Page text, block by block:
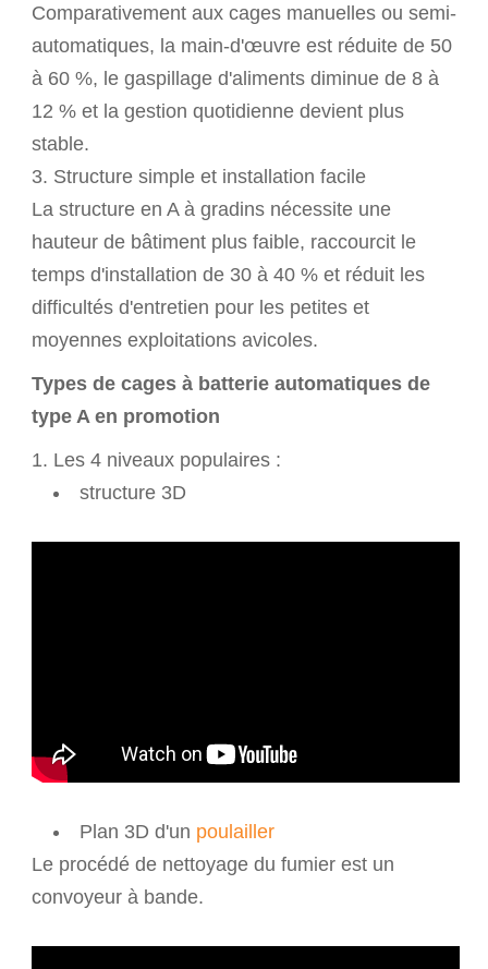
Comparativement aux cages manuelles ou semi-
automatiques, la main-d'œuvre est réduite de 50
à 60 %, le gaspillage d'aliments diminue de 8 à
12 % et la gestion quotidienne devient plus
stable.
3. Structure simple et installation facile
La structure en A à gradins nécessite une
hauteur de bâtiment plus faible, raccourcit le
temps d'installation de 30 à 40 % et réduit les
difficultés d'entretien pour les petites et
moyennes exploitations avicoles.
Types de cages à batterie automatiques de
type A en promotion
1. Les 4 niveaux populaires :
structure 3D
Plan 3D d'un poulailler
Le procédé de nettoyage du fumier est un
convoyeur à bande.